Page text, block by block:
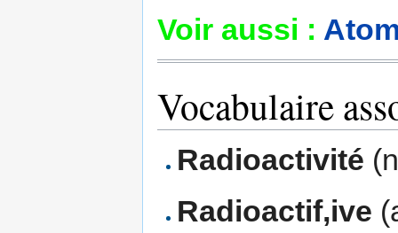
Voir aussi :
Vocabulaire
Radioactivité
Radioactif,ive